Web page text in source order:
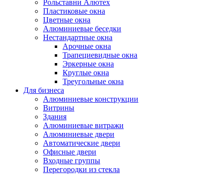
Рольставни Алютех
Пластиковые окна
Цветные окна
Алюминиевые беседки
Нестандартные окна
Арочные окна
Трапециевидные окна
Эркерные окна
Круглые окна
Треугольные окна
Для бизнеса
Алюминиевые конструкции
Витрины
Здания
Алюминиевые витражи
Алюминиевые двери
Автоматические двери
Офисные двери
Входные группы
Перегородки из стекла